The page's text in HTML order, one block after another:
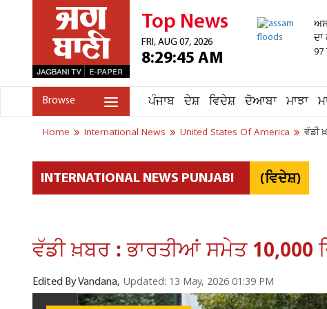
Top News
FRI, AUG 07, 2026
8:29:45 AM
ਦਾ
Browse ਪੰਜਾਬ ਦੇਸ਼ ਵਿਦੇਸ਼ ਦੋਆਬਾ ਮਾਝਾ
Home International News United States Of America ਵੱਡੀ
INTERNATIONAL NEWS PUNJABI (ਵਿਦੇਸ਼)
ਵੱਡੀ ਖ਼ਬਰ : ਭਾਰਤੀਆਂ ਸਮੇਤ 10,000
Edited By Vandana, Updated: 13 May, 2026 01:39 PM